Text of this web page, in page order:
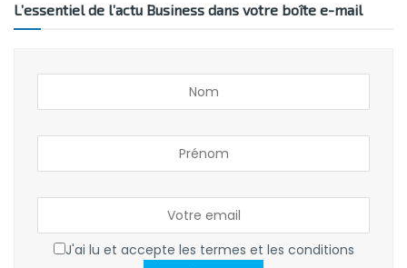
L’essentiel de l’actu Business dans votre boîte e-mail
J'ai lu et accepte les termes et les conditions